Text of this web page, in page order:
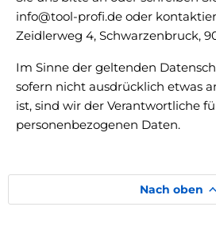
info@tool-profi.de oder
Zeidlerweg 4, Schwarzenbruck,
Im Sinne der geltenden
sofern nicht ausdrücklich etwas
ist, sind wir der Verantwortliche
personenbezogenen Daten.
Nach oben